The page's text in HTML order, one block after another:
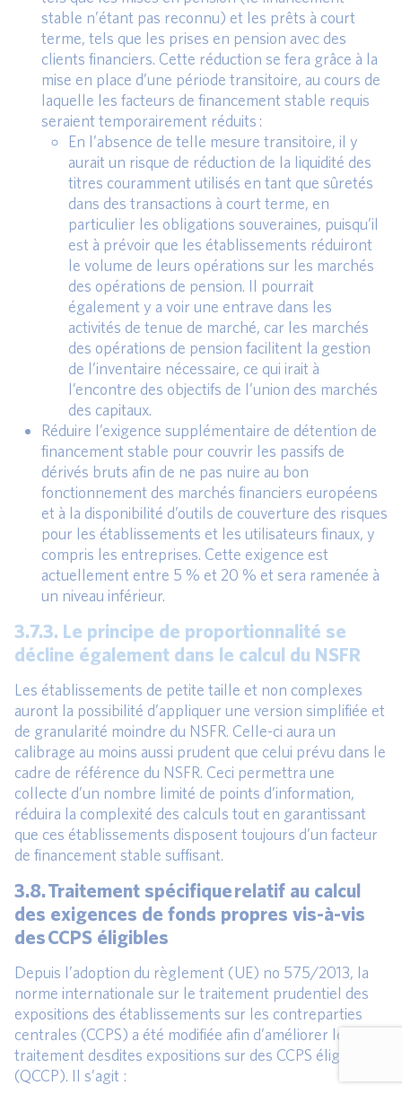
stable n’étant pas reconnu) et les prêts à court
terme, tels que les prises en pension avec des
clients financiers. Cette réduction se fera grâce à la
mise en place d’une période transitoire, au cours de
laquelle les facteurs de financement stable requis
seraient temporairement réduits :
En l’absence de telle mesure transitoire, il y
aurait un risque de réduction de la liquidité des
titres couramment utilisés en tant que sûretés
dans des transactions à court terme, en
particulier les obligations souveraines, puisqu’il
est à prévoir que les établissements réduiront
le volume de leurs opérations sur les marchés
des opérations de pension. Il pourrait
également y a voir une entrave dans les
activités de tenue de marché, car les marchés
des opérations de pension facilitent la gestion
de l’inventaire nécessaire, ce qui irait à
l’encontre des objectifs de l’union des marchés
des capitaux.
Réduire l’exigence supplémentaire de détention de
financement stable pour couvrir les passifs de
dérivés bruts afin de ne pas nuire au bon
fonctionnement des marchés financiers européens
et à la disponibilité d’outils de couverture des risques
pour les établissements et les utilisateurs finaux, y
compris les entreprises. Cette exigence est
actuellement entre 5 % et 20 % et sera ramenée à
un niveau inférieur.
3.7.3. Le principe de proportionnalité se
décline également dans le calcul du NSFR
Les établissements de petite taille et non complexes
auront la possibilité d’appliquer une version simplifiée et
de granularité moindre du NSFR. Celle-ci aura un
calibrage au moins aussi prudent que celui prévu dans le
cadre de référence du NSFR. Ceci permettra une
collecte d’un nombre limité de points d’information,
réduira la complexité des calculs tout en garantissant
que ces établissements disposent toujours d’un facteur
de financement stable suffisant.
3.8. Traitement spécifique relatif au calcul
des exigences de fonds propres vis-à-vis
des CCPS éligibles
Depuis l’adoption du règlement (UE) no 575/2013, la
norme internationale sur le traitement prudentiel des
expositions des établissements sur les contreparties
centrales (CCPS) a été modifiée afin d’améliorer le
traitement desdites expositions sur des CCPS éligibles
(QCCP). Il s’agit :